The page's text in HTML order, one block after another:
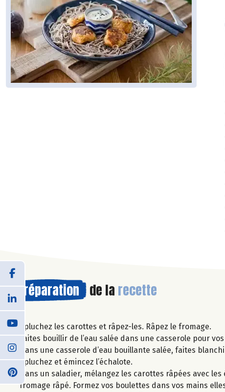
Préparation de la recette
Épluchez les carottes et râpez-les. Râpez le fromage.
Faites bouillir de l’eau salée dans une casserole pour
Dans une casserole d’eau bouillante salée, faites
épluchez et émincez l’échalote.
Dans un saladier, mélangez les carottes râpées avec
fromage râpé. Formez vos boulettes dans vos mains